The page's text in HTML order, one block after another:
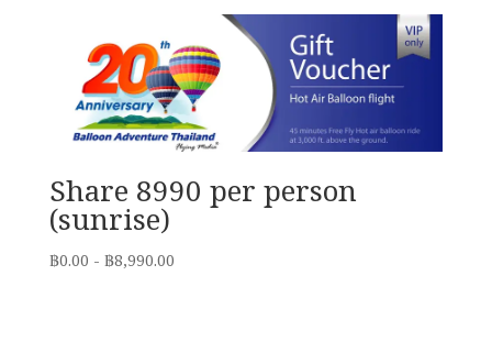
Share 8990 per person
(sunrise)
฿0.00 - ฿8,990.00